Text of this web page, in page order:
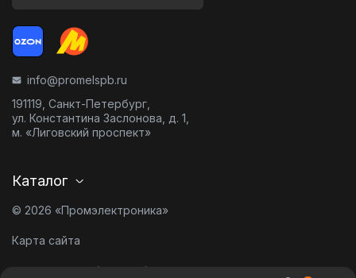
info@promelspb.ru
191119, Санкт-Петербург,
ул. Константина Заслонова, д. 1,
м. «Лиговский проспект»
Каталог
© 2026 «Промэлектроника»
Карта сайта